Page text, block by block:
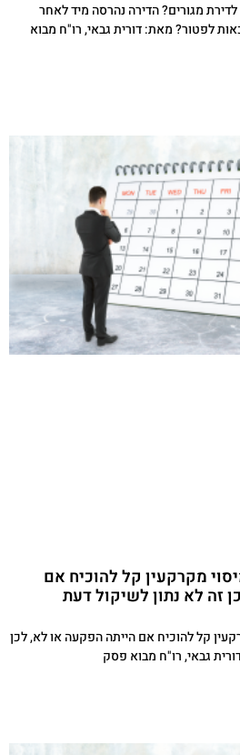
מגורים? הדירה נהרסה מיד לאחר
לפטור? מאת: דורית גבאי, רו"ח מבוא
מקרקעין קל להוכיח אם
זה לא נתון לשיקול דעת
קל להוכיח אם הייתה הפקעה או לא, לכן
גבאי, רו"ח מבוא פסק